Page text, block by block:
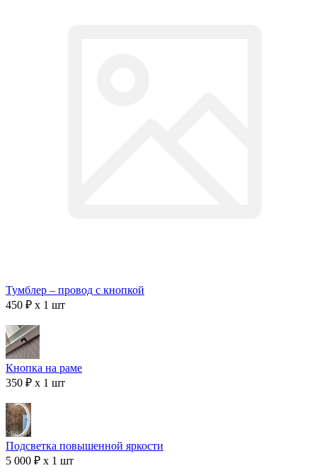
Тумблер – провод с кнопкой
450 ₽ x 1 шт
Кнопка на раме
350 ₽ x 1 шт
Подсветка повышенной яркости
5 000 ₽ x 1 шт